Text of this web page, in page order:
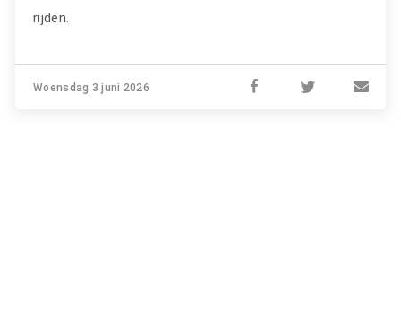
rijden.
Woensdag 3 juni 2026